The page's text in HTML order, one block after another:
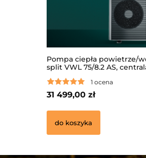
Pompa ciepła powietrze/
split VWL 75/8.2 AS,
sensoCOMFORT VRC720,
zintegrowany moduł
940
1 ocena
31 499,00 zł
do koszyka